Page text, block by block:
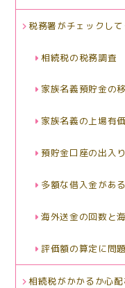
税務署がチェックし
相続税の税務調査
家族名義預貯金の
家族名義の上場有
預貯金口座の出入
多額な借入金があ
海外送金の回数と
評価額の算定に問
相続税がかかるか心